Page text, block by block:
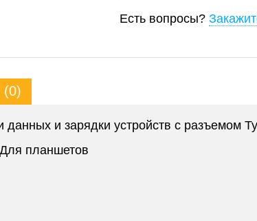
Есть вопросы?
данных и зарядки устройств с разъемом
Для планшетов